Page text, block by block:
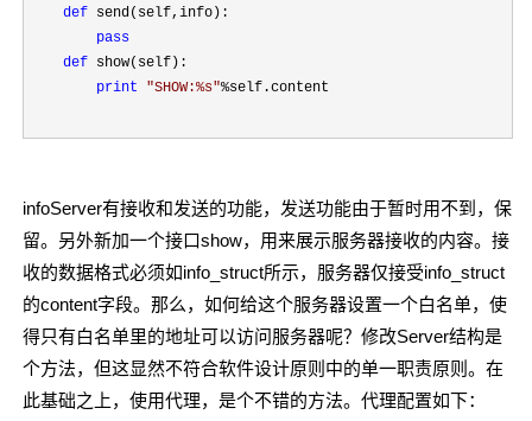
def send(self,info):
pass
def show(self):
print
"SHOW:%s"%self.content
infoServer有接收和发送的功能，发送功能由于暂时用不到，保
留。另外新加一个接口show，用来展示服务器接收的内容。接
收的数据格式必须如info_struct所示，服务器仅接受info_struct
的content字段。那么，如何给这个服务器设置一个白名单，使
得只有白名单里的地址可以访问服务器呢？修改Server结构是
个方法，但这显然不符合软件设计原则中的单一职责原则。在
此基础之上，使用代理，是个不错的方法。代理配置如下：